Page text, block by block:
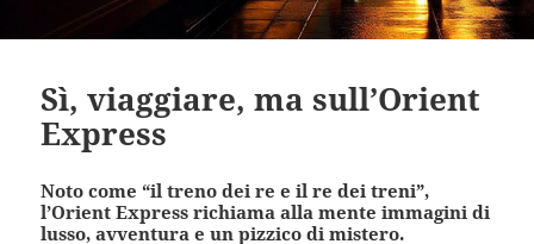
Sì, viaggiare, ma sull’Orient
Express
Noto come “il treno dei re e il re dei treni”,
l’Orient Express richiama alla mente immagini di
lusso, avventura e un pizzico di mistero.